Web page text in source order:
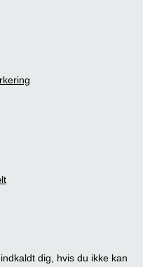
dig, hvis du ikke kan